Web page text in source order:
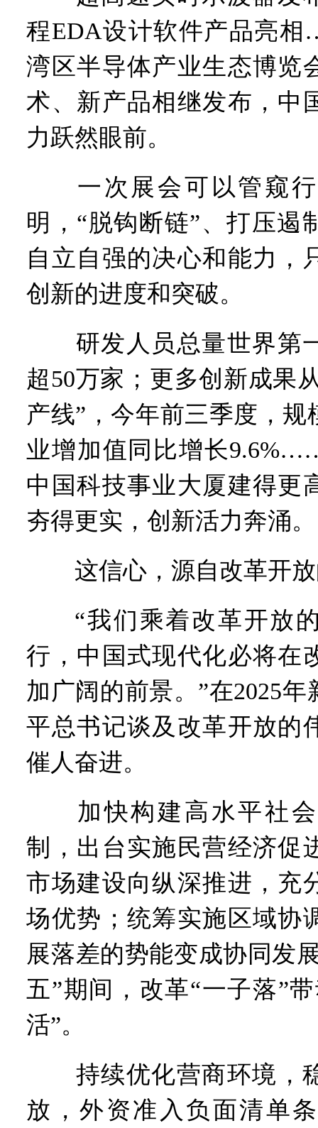
程EDA设计软件产品亮
湾区半导体产业生态博览
术、新产品相继发布，中
力跃然眼前。
一次展会可以管窥行
明，“脱钩断链”、打压遏
自立自强的决心和能力，
创新的进度和突破。
研发人员总量世界第
超50万家；更多创新成果
产线”，今年前三季度，
业增加值同比增长
中国科技事业大厦建得更
夯得更实，创新活力奔涌。
这信心，源自改革开放
“我们乘着改革开放的
行，中国式现代化必将在
加广阔的前景。”在2025
平总书记谈及改革开放的
催人奋进。
加快构建高水平社会
制，出台实施民营经济促
市场建设向纵深推进，充
场优势；统筹实施区域协
展落差的势能变成协同发
五”期间，改革“一子落”
活”。
持续优化营商环境，
放，外资准入负面清单